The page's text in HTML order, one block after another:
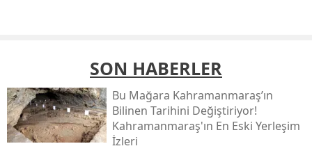
SON HABERLER
Bu Mağara Kahramanmaraş’ın
Bilinen Tarihini Değiştiriyor!
Kahramanmaraş'ın En Eski Yerleşim
İzleri